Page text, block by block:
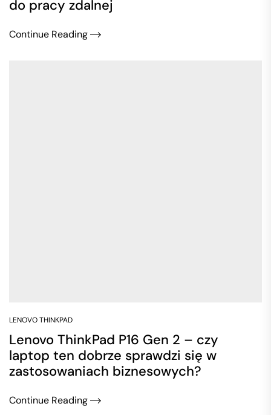
do pracy zdalnej
Continue Reading
LENOVO THINKPAD
Lenovo ThinkPad P16 Gen 2 – czy
laptop ten dobrze sprawdzi się w
zastosowaniach biznesowych?
Continue Reading